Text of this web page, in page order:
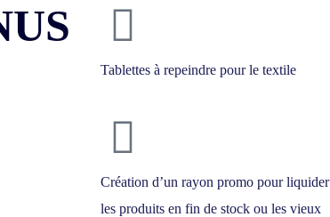
Tablettes à repeindre pour le textile
Création d’un rayon promo pour liquider
les produits en fin de stock ou les vieux